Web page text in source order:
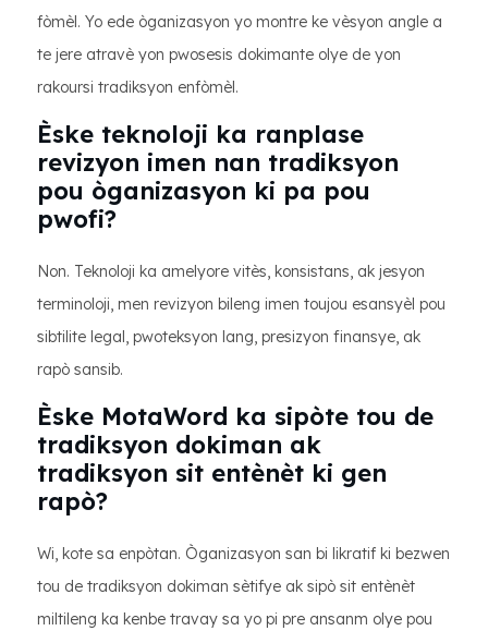
fòmèl. Yo ede òganizasyon yo montre ke vèsyon angle a
te jere atravè yon pwosesis dokimante olye de yon
rakoursi tradiksyon enfòmèl.
Èske teknoloji ka ranplase
revizyon imen nan tradiksyon
pou òganizasyon ki pa pou
pwofi?
Non. Teknoloji ka amelyore vitès, konsistans, ak jesyon
terminoloji, men revizyon bileng imen toujou esansyèl pou
sibtilite legal, pwoteksyon lang, presizyon finansye, ak
rapò sansib.
Èske MotaWord ka sipòte tou de
tradiksyon dokiman ak
tradiksyon sit entènèt ki gen
rapò?
Wi, kote sa enpòtan. Òganizasyon san bi likratif ki bezwen
tou de tradiksyon dokiman sètifye ak sipò sit entènèt
miltileng ka kenbe travay sa yo pi pre ansanm olye pou